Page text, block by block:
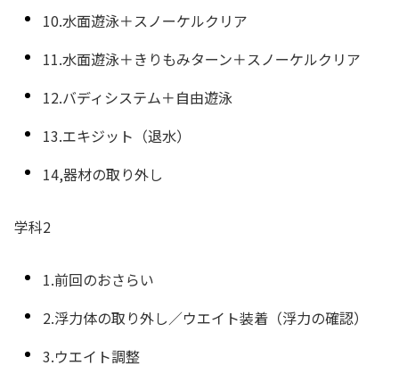
10.水面遊泳＋スノーケルクリア
11.水面遊泳＋きりもみターン＋スノーケルクリア
12.バディシステム＋自由遊泳
13.エキジット（退水）
14,器材の取り外し
学科2
1.前回のおさらい
2.浮力体の取り外し／ウエイト装着（浮力の確認）
3.ウエイト調整